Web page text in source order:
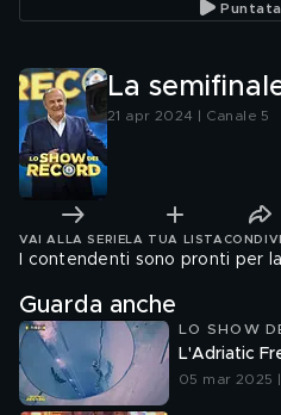
La
21 apr 2024 | Canale 5
VAI ALLA SERIE LA TUA LISTA
I contendenti sono pronti per
Guarda anche
LO SHOW
L'Adriatic
05 mar 2025